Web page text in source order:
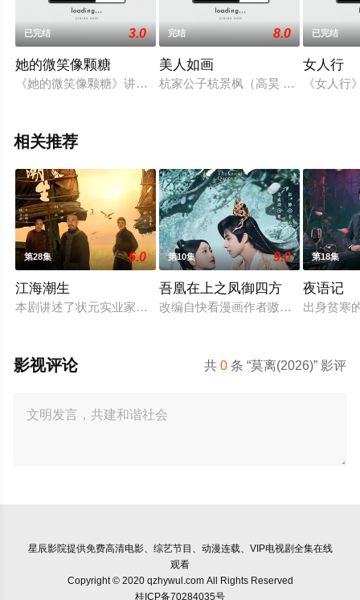
已完结 3.0
她的微笑像颗糖
《她的微笑像颗糖》讲述的是，徐静姝和楚攸宁阴差阳错之下
完结 8.0
美人如画
杭家公子杭景枫（高昊 饰）爱上了
已完结
女人行
《女人
相关推荐
第28集 6.0
江海潮生
本剧讲述了状元实业家张謇创办大生企业，实业报国的故事。
第10集 9.0
吾凰在上之凤御四方
改编自快看漫画作者嗷小泽的独家连
第18集
夜语记
出身贫寒
共0 条 “莫离(2026)” 影评
影视评论
星辰影院提供免费高清电影、综艺节目、动漫连载、VIP电视剧全集在线
观看
Copyright © 2020 qzhywul.com All Rights Reserved
桂ICP备70284035号